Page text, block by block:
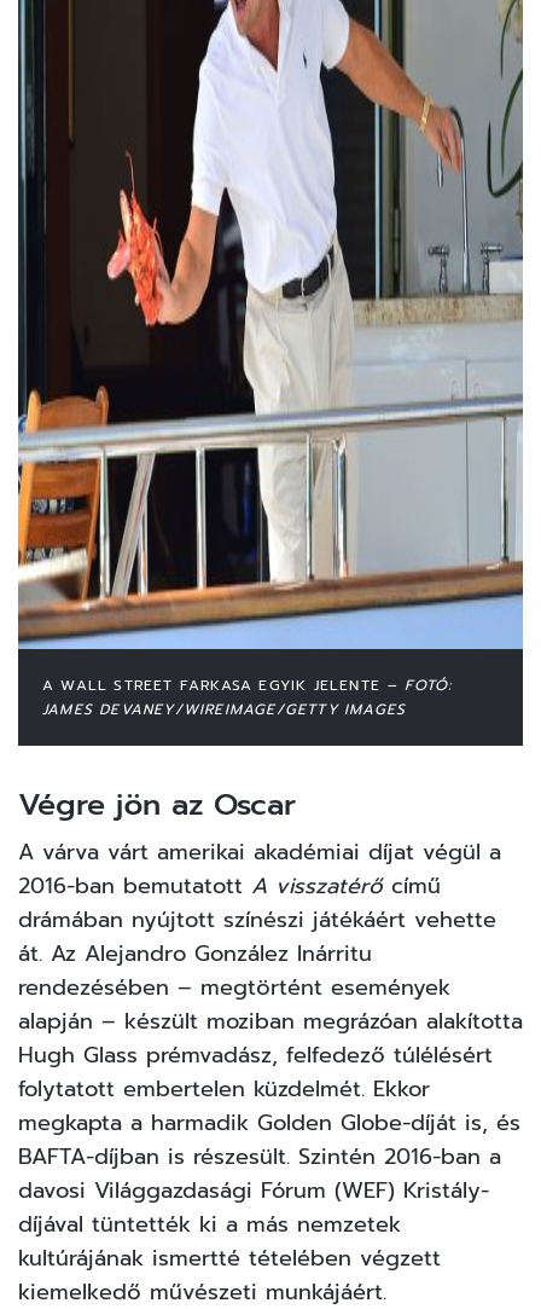
A WALL STREET FARKASA EGYIK JELENTE – FOTÓ:
JAMES DEVANEY/WIREIMAGE/GETTY IMAGES
Végre jön az Oscar
A várva várt amerikai akadémiai díjat végül a
2016-ban bemutatott A visszatérőcímű
drámában nyújtott színészi játékáért vehette
át. Az Alejandro González Inárritu
rendezésében – megtörtént események
alapján – készült moziban megrázóan alakította
Hugh Glass prémvadász, felfedező túlélésért
folytatott embertelen küzdelmét. Ekkor
megkapta a harmadik Golden Globe-díját is, és
BAFTA-díjban is részesült. Szintén 2016-ban a
davosi Világgazdasági Fórum (WEF) Kristály-
díjával tüntették ki a más nemzetek
kultúrájának ismertté tételében végzett
kiemelkedő művészeti munkájáért.